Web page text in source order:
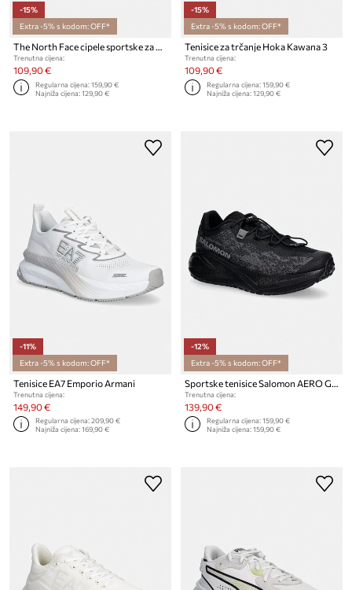
-15%
Extra -5% s kodom: OFF*
The North Face cipele sportske za muškarce FASTPACK WP
Trenutna cijena:
109,90 €
Regularna cijena:159,90 €
Najniža cijena:129,90 €
-15%
Extra -5% s kodom: OFF*
Tenisice za trčanje Hoka Kawana 3
Trenutna cijena:
109,90 €
Regularna cijena:159,90 €
Najniža cijena:129,90 €
-11%
Extra -5% s kodom: OFF*
Tenisice EA7 Emporio Armani
Trenutna cijena:
149,90 €
Regularna cijena:209,90 €
Najniža cijena:169,90 €
-12%
Extra -5% s kodom: OFF*
Sportske tenisice Salomon AERO GLIDE 4
Trenutna cijena:
139,90 €
Regularna cijena:159,90 €
Najniža cijena:159,90 €